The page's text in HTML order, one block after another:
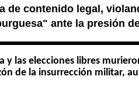
de contenido legal,
ante la presión
y las elecciones libres
de la insurrección militar,